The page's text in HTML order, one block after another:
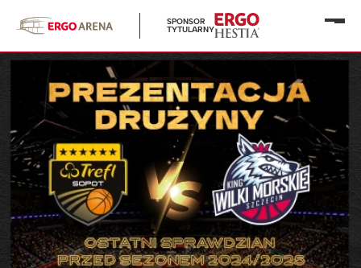
SPONSOR
TYTULARNY